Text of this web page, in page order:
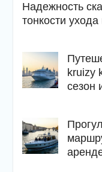
Надежность
тонкости
kruizy
сезон